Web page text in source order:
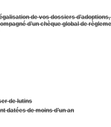
de vos dossiers
d’un chèque global de
de lutins
datées de moins d’un an